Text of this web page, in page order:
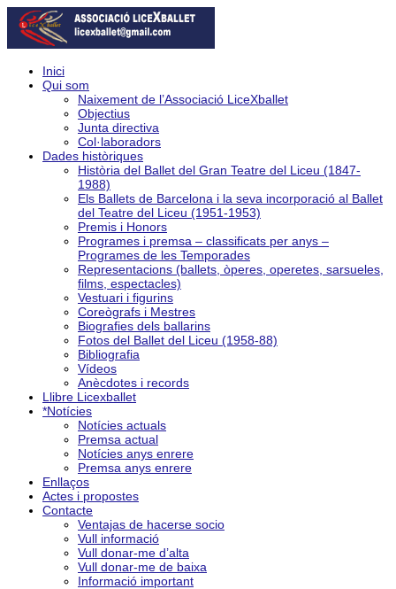
Inici
Qui som
Naixement de l’Associació LiceXballet
Objectius
Junta directiva
Col·laboradors
Dades històriques
Història del Ballet del Gran Teatre del Liceu (1847-
1988)
Els Ballets de Barcelona i la seva incorporació al Ballet
del Teatre del Liceu (1951-1953)
Premis i Honors
Programes i premsa – classificats per anys –
Programes de les Temporades
Representacions (ballets, òperes, operetes, sarsueles,
films, espectacles)
Vestuari i figurins
Coreògrafs i Mestres
Biografies dels ballarins
Fotos del Ballet del Liceu (1958-88)
Bibliografia
Vídeos
Anècdotes i records
Llibre Licexballet
*Notícies
Notícies actuals
Premsa actual
Notícies anys enrere
Premsa anys enrere
Enllaços
Actes i propostes
Contacte
Ventajas de hacerse socio
Vull informació
Vull donar-me d’alta
Vull donar-me de baixa
Informació important